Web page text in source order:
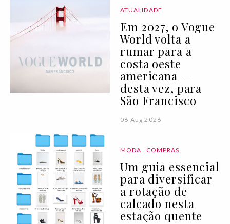
ATUALIDADE
Em 2027, o Vogue
World volta a
rumar para a
costa oeste
americana —
desta vez, para
São Francisco
06 Aug 2026
MODA COMPRAS
Um guia essencial
para diversificar
a rotação de
calçado nesta
estação quente